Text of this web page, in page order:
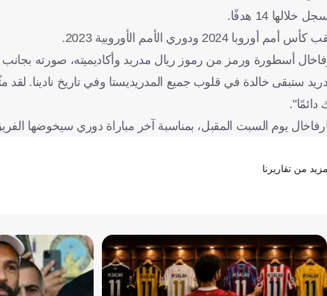
أسطورة ورمز من رموز ريال مدريد وأكاديميته، صورته بجانب
ستبقى خالدة في قلوب جميع المدريديستا وفي تاريخ نادينا. لقد
يوم السبت المقبل، بمناسبة آخر مباراة دوري سيخوضها